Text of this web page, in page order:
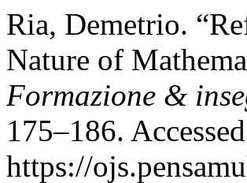
Ria, Demetrio.
Nature of
Formazione &
175–186.
https://